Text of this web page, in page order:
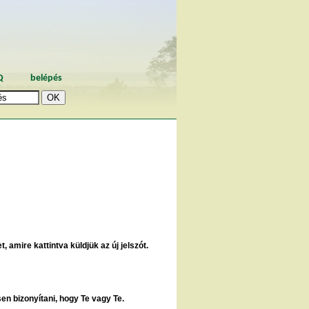
belépés
amire kattintva küldjük az új jelszót.
bizonyítani, hogy Te vagy Te.